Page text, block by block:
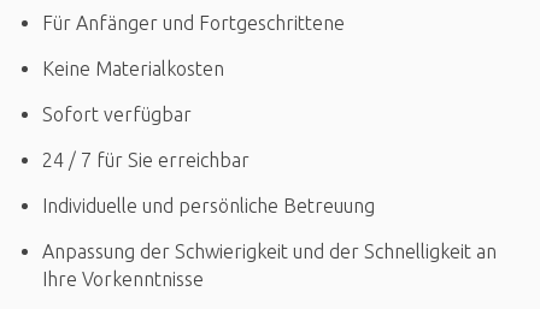
Für Anfänger und Fortgeschrittene
Keine Materialkosten
Sofort verfügbar
24 / 7 für Sie erreichbar
Individuelle und persönliche Betreuung
Anpassung der Schwierigkeit und der Schnelligkeit an
Ihre Vorkenntnisse